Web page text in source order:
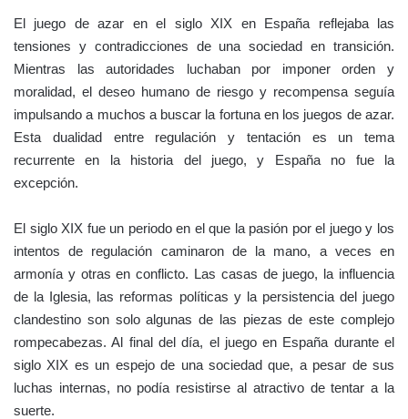
El juego de azar en el siglo XIX en España reflejaba las
tensiones y contradicciones de una sociedad en transición.
Mientras las autoridades luchaban por imponer orden y
moralidad, el deseo humano de riesgo y recompensa seguía
impulsando a muchos a buscar la fortuna en los juegos de azar.
Esta dualidad entre regulación y tentación es un tema
recurrente en la historia del juego, y España no fue la
excepción.
El siglo XIX fue un periodo en el que la pasión por el juego y los
intentos de regulación caminaron de la mano, a veces en
armonía y otras en conflicto. Las casas de juego, la influencia
de la Iglesia, las reformas políticas y la persistencia del juego
clandestino son solo algunas de las piezas de este complejo
rompecabezas. Al final del día, el juego en España durante el
siglo XIX es un espejo de una sociedad que, a pesar de sus
luchas internas, no podía resistirse al atractivo de tentar a la
suerte.